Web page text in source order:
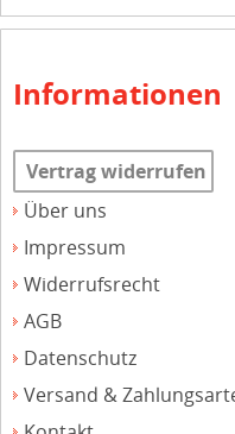
Informationen
Vertrag widerrufen
Über uns
Impressum
Widerrufsrecht
AGB
Datenschutz
Versand &